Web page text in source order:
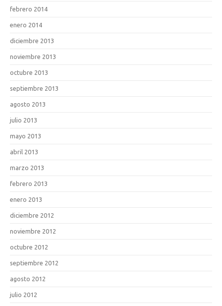
febrero 2014
enero 2014
diciembre 2013
noviembre 2013
octubre 2013
septiembre 2013
agosto 2013
julio 2013
mayo 2013
abril 2013
marzo 2013
febrero 2013
enero 2013
diciembre 2012
noviembre 2012
octubre 2012
septiembre 2012
agosto 2012
julio 2012